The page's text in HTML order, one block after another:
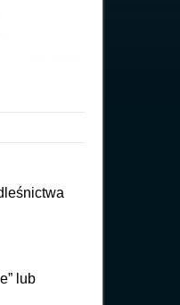
lub